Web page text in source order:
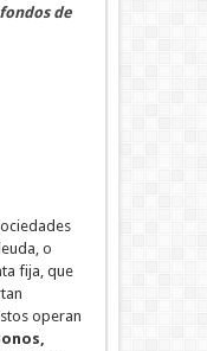
fondos de
o
fija, que
operan